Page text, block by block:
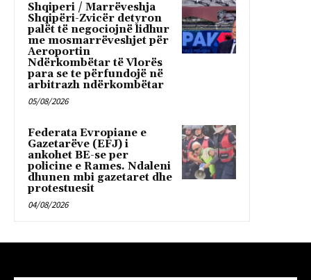
Shqiperi / Marrëveshja
Shqipëri-Zvicër detyron
palët të negociojnë lidhur
me mosmarrëveshjet për
Aeroportin
Ndërkombëtar të Vlorës
para se te përfundojë në
arbitrazh ndërkombëtar
05/08/2026
Federata Evropiane e
Gazetarëve (EFJ) i
ankohet BE-se per
policine e Rames. Ndaleni
dhunen mbi gazetaret dhe
protestuesit
04/08/2026